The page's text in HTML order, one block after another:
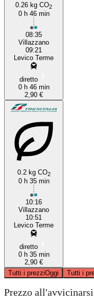
0.26 kg CO2
0 h 46 min
08:35
Villazzano
09:21
Levico Terme
diretto
0 h 46 min
2,90 €
0.2 kg CO2
0 h 35 min
10:16
Villazzano
10:51
Levico Terme
diretto
0 h 35 min
2,90 €
Tutti i prezziOggi Tutti i
Prezzo